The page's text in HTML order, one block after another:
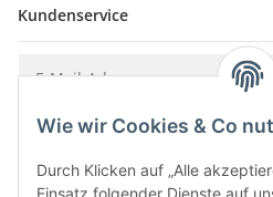
Kundenservice
Bitte senden Sie mir entsprechend Ihrer
Wie wir Cookies & Co
Durch Klicken auf „Alle